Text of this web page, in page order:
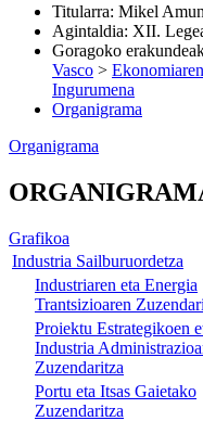
Titularra: Mikel
Agintaldia: XII.
Goragoko
Vasco >
Ingurumena
Organigrama
Organigrama
Grafikoa
Industria Sailburuordetza
Industriaren eta Energia
Trantsizioaren
Proiektu Estrategikoen
Industria
Zuzendaritza
Portu eta Itsas Gaietako
Zuzendaritza